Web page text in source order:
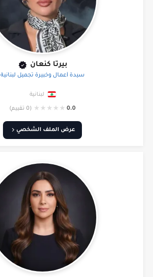
بيرتا كنعان
سيدة أعمال وخبيرة تجميل لبنانية
لبنانية
0.0
★
★
★
★
★ (0 تقييم)
عرض الملف الشخصي